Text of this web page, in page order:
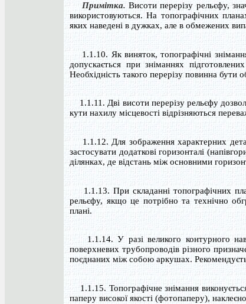
Примітка. Висоти перерізу рельєфу,
використовуються. На топографічних
яких наведені в дужках, але в обмежених
1.1.10. Як виняток, топографічні
допускається при зніманнях
Необхідність такого перерізу повинна бути
1.1.11. Дві висоти перерізу рельєфу
кути нахилу місцевості відрізняються
1.1.12. Для зображення характерних
застосувати додаткові горизонталі
ділянках, де відстань між основними
1.1.13. При складанні топографічних
рельєфу, якщо це потрібно та технічно
плані.
1.1.14. У разі великого контурного
поверхневих трубопроводів різного
поєднаних між собою аркушах.
1.1.15. Топографічне знімання
паперу високої якості (фотопаперу),